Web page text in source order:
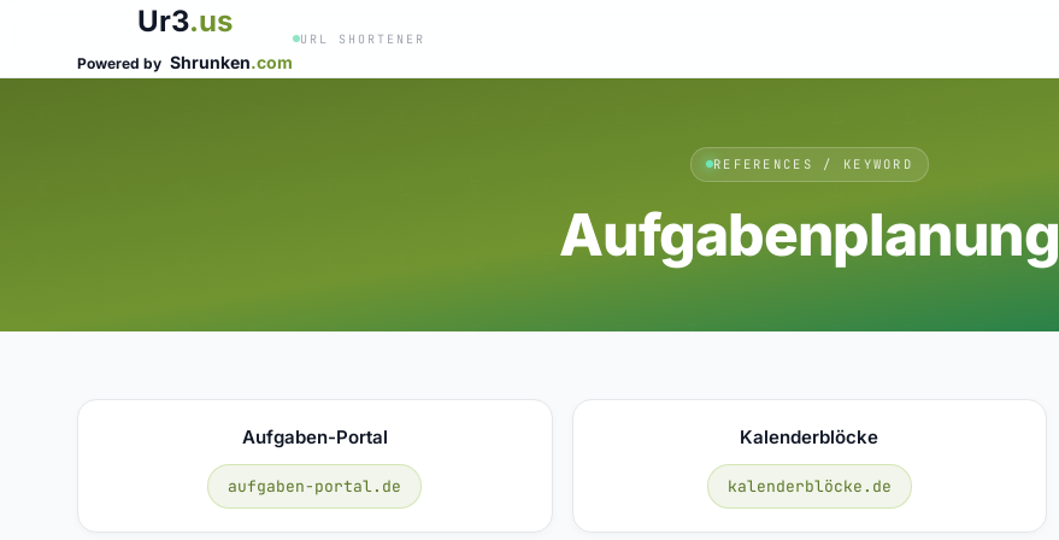
Ur3.us
Powered by Shrunken.com
URL SHORTENER
REFERENCES / KEYWORD
Aufgabenplanung
Aufgaben-Portal
aufgaben-portal.de
Kalenderblöcke
kalenderblöcke.de